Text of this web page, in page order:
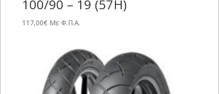
100/90 – 19 (57H)
117,00€ Με Φ.Π.Α.